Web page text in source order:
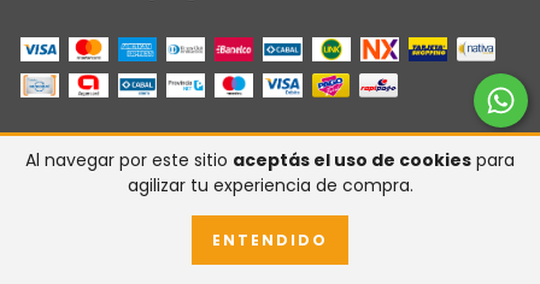
Al navegar por este sitio aceptás el uso de cookies para
agilizar tu experiencia de compra.
ENTENDIDO
Medios de envío